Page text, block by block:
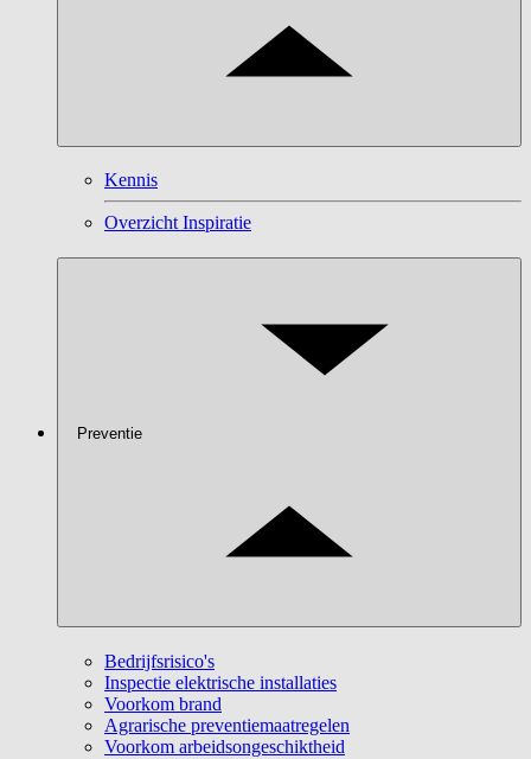
Kennis
Overzicht Inspiratie
Preventie
Bedrijfsrisico's
Inspectie elektrische installaties
Voorkom brand
Agrarische preventiemaatregelen
Voorkom arbeidsongeschiktheid